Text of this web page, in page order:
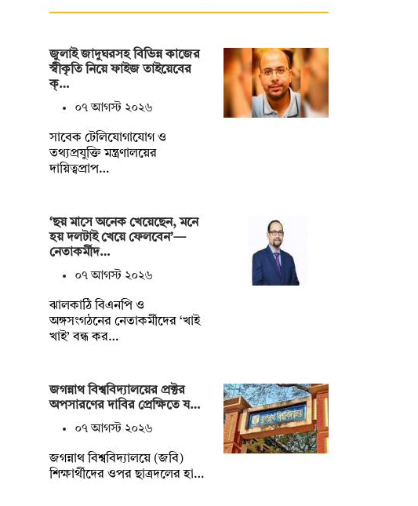
জুলাই জাদুঘরসহ বিভিন্ন কাজের
স্বীকৃতি নিয়ে ফাইজ তাইয়েবের
ক্…
০৭ আগস্ট ২০২৬
সাবেক টেলিযোগাযোগ ও
তথ্যপ্রযুক্তি মন্ত্রণালয়ের
দায়িত্বপ্রাপ…
‘ছয় মাসে অনেক খেয়েছেন, মনে
হয় দলটাই খেয়ে ফেলবেন’—
নেতাকর্মীদ…
০৭ আগস্ট ২০২৬
ঝালকাঠি বিএনপি ও
অঙ্গসংগঠনের নেতাকর্মীদের ‘খাই
খাই’ বন্ধ কর…
জগন্নাথ বিশ্ববিদ্যালয়ের প্রক্টর
অপসারণের দাবির প্রেক্ষিতে য…
০৭ আগস্ট ২০২৬
জগন্নাথ বিশ্ববিদ্যালয়ে (জবি)
শিক্ষার্থীদের ওপর ছাত্রদলের হা…